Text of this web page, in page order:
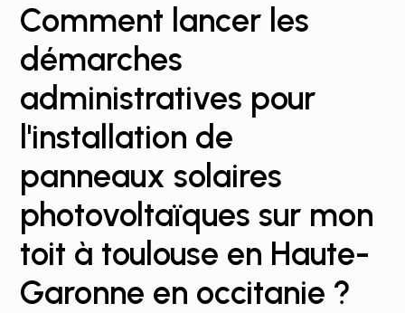
Comment lancer les
démarches
administratives pour
l'installation de
panneaux solaires
photovoltaïques sur mon
toit à toulouse en Haute-
Garonne en occitanie ?